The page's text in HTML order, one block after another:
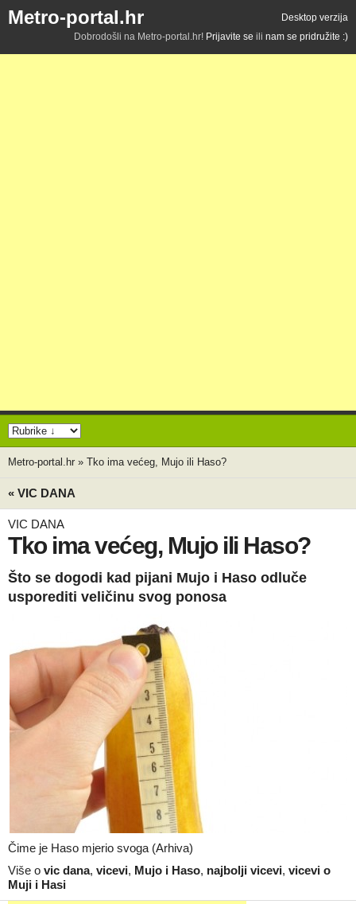
Metro-portal.hr
Desktop verzija
Dobrodošli na Metro-portal.hr! Prijavite se ili nam se pridružite :)
Metro-portal.hr » Tko ima većeg, Mujo ili Haso?
« VIC DANA
VIC DANA
Tko ima većeg, Mujo ili Haso?
Što se dogodi kad pijani Mujo i Haso odluče
usporediti veličinu svog ponosa
Čime je Haso mjerio svoga (Arhiva)
Više o vic dana, vicevi, Mujo i Haso, najbolji vicevi, vicevi o
Muji i Hasi